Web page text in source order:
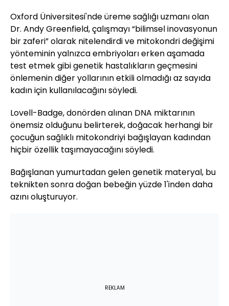
Oxford Üniversitesi'nde üreme sağlığı uzmanı olan
Dr. Andy Greenfield, çalışmayı “bilimsel inovasyonun
bir zaferi” olarak nitelendirdi ve mitokondri değişimi
yönteminin yalnızca embriyoları erken aşamada
test etmek gibi genetik hastalıkların geçmesini
önlemenin diğer yollarının etkili olmadığı az sayıda
kadın için kullanılacağını söyledi.
Lovell-Badge, donörden alınan DNA miktarının
önemsiz olduğunu belirterek, doğacak herhangi bir
çocuğun sağlıklı mitokondriyi bağışlayan kadından
hiçbir özellik taşımayacağını söyledi.
Bağışlanan yumurtadan gelen genetik materyal, bu
teknikten sonra doğan bebeğin yüzde 1'inden daha
azını oluşturuyor.
REKLAM